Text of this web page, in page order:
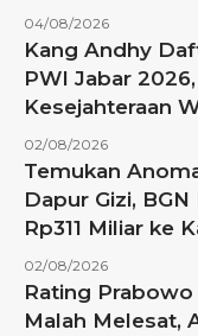
04/08/2026
Kang Andhy
PWI Jabar
Kesejahteraan
02/08/2026
Temukan
Dapur Gizi,
Rp311 Miliar ke
02/08/2026
Rating
Malah Melesat,